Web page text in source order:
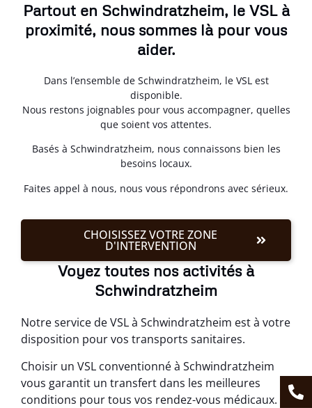
Partout en Schwindratzheim, le VSL à
proximité, nous sommes là pour vous
aider.
Dans l’ensemble de Schwindratzheim, le VSL est
disponible.
Nous restons joignables pour vous accompagner, quelles
que soient vos attentes.
Basés à Schwindratzheim, nous connaissons bien les
besoins locaux.
Faites appel à nous, nous vous répondrons avec sérieux.
CHOISISSEZ VOTRE ZONE
D'INTERVENTION
Voyez toutes nos activités à
Schwindratzheim
Notre service de VSL à Schwindratzheim est à votre
disposition pour vos transports sanitaires.
Choisir un VSL conventionné à Schwindratzheim
vous garantit un transfert dans les meilleures
conditions pour tous vos rendez-vous médicaux.